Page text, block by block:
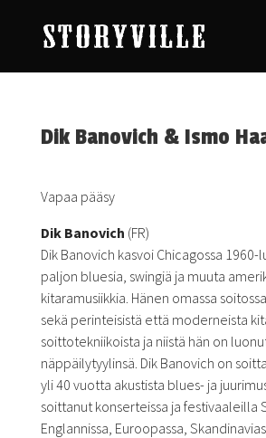
Dik Banovich & Ismo
Vapaa pääsy
Dik Banovich (FR)
Dik Banovich kasvoi Chicagossa 1960-
paljon bluesia, swingiä ja muuta
kitaramusiikkia. Hänen omassa
sekä perinteisistä että moderneista
soittotekniikoista ja niistä hän on
näppäilytyylinsä. Dik Banovich on
yli 40 vuotta akustista blues- ja
soittanut konserteissa ja festivaaleilla
Englannissa, Euroopassa,